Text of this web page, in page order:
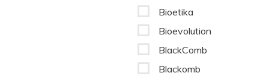
Bioetika
Bioevolution
BlackComb
Blackomb